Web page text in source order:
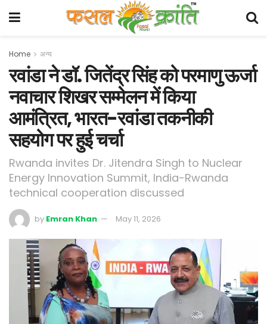
Home अन्य
रवांडा ने डॉ. जितेंद्र सिंह को परमाणु ऊर्जा
नवाचार शिखर सम्मेलन में किया
आमंत्रित, भारत-रवांडा तकनीकी
सहयोग पर हुई चर्चा
Rwanda invites Dr. Jitendra Singh to Nuclear
Energy Innovation Summit, India-Rwanda
technical cooperation discussed
by Emran Khan May 11, 2026